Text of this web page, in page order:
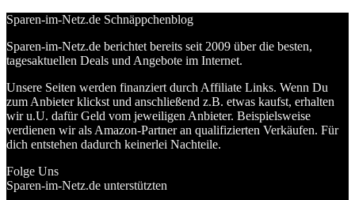
Sparen-im-Netz.de Schnäppchenblog
Sparen-im-Netz.de berichtet bereits seit 2009 über die besten,
tagesaktuellen Deals und Angebote im Internet.
Unsere Seiten werden finanziert durch Affiliate Links. Wenn Du
zum Anbieter klickst und anschließend z.B. etwas kaufst, erhalten
wir u.U. dafür Geld vom jeweiligen Anbieter. Beispielsweise
verdienen wir als Amazon-Partner an qualifizierten Verkäufen. Für
dich entstehen dadurch keinerlei Nachteile.
Folge Uns
Sparen-im-Netz.de unterstützten